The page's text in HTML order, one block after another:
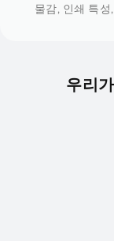
물감, 인쇄 특
우리